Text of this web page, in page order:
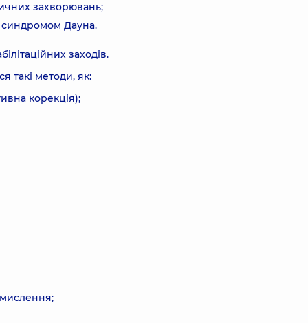
захворювань;
синдромом Дауна.
заходів.
такі методи, як:
корекція);
мислення;